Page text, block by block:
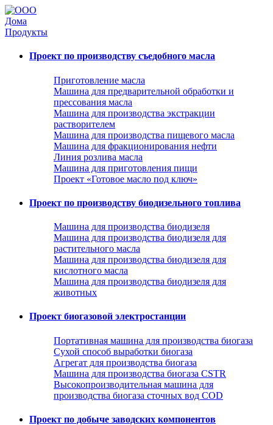
Дома
Продукты
Проект по производству съедобного масла
Приготовление масла
Машина для предварительной обработки и
прессования масла
Машина для производства экстракции
растворителем
Машина для производства пищевого масла
Машина для фракционирования нефти
Линия розлива масла
Машина для приготовления пищи
Проект «Готовое масло под ключ»
Проект по производству биодизельного топлива
Машина для производства биодизеля
Машина для производства биодизеля для
растительного масла
Машина для производства биодизеля для
кислотного масла
Машина для производства биодизеля для
животных
Проект биогазовой электростанции
Портативная машина для производства биогаза
Сухой способ выработки биогаза
Агрегат для производства биогаза
Машина для производства биогаза CSTR
Высокопроизводительная машина для
производства биогаза сточных вод COD
Проект по добыче заводских компонентов